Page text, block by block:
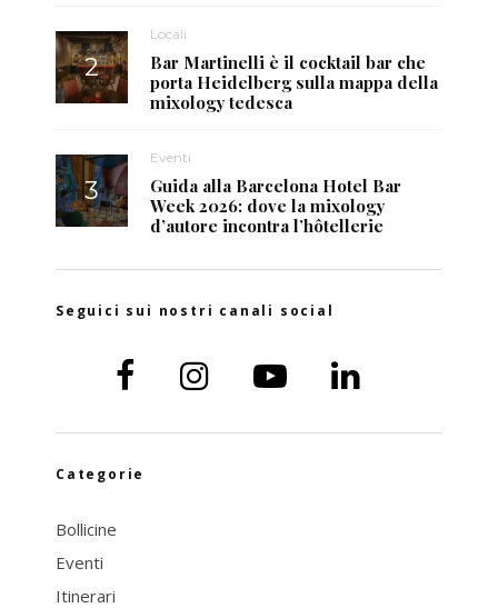
Locali
Bar Martinelli è il cocktail bar che
porta Heidelberg sulla mappa della
mixology tedesca
Eventi
Guida alla Barcelona Hotel Bar
Week 2026: dove la mixology
d’autore incontra l’hôtellerie
Seguici sui nostri canali social
Categorie
Bollicine
Eventi
Itinerari